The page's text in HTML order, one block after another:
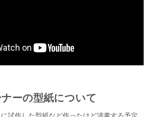
ーの型紙について